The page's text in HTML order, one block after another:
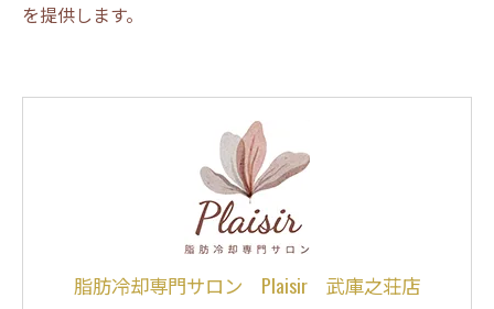
を提供します。
脂肪冷却専門サロン Plaisir 武庫之荘店